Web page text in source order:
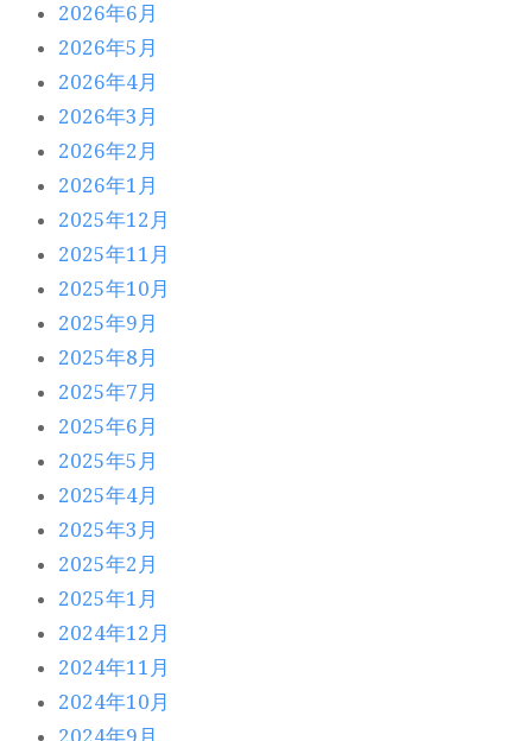
2026年6月
2026年5月
2026年4月
2026年3月
2026年2月
2026年1月
2025年12月
2025年11月
2025年10月
2025年9月
2025年8月
2025年7月
2025年6月
2025年5月
2025年4月
2025年3月
2025年2月
2025年1月
2024年12月
2024年11月
2024年10月